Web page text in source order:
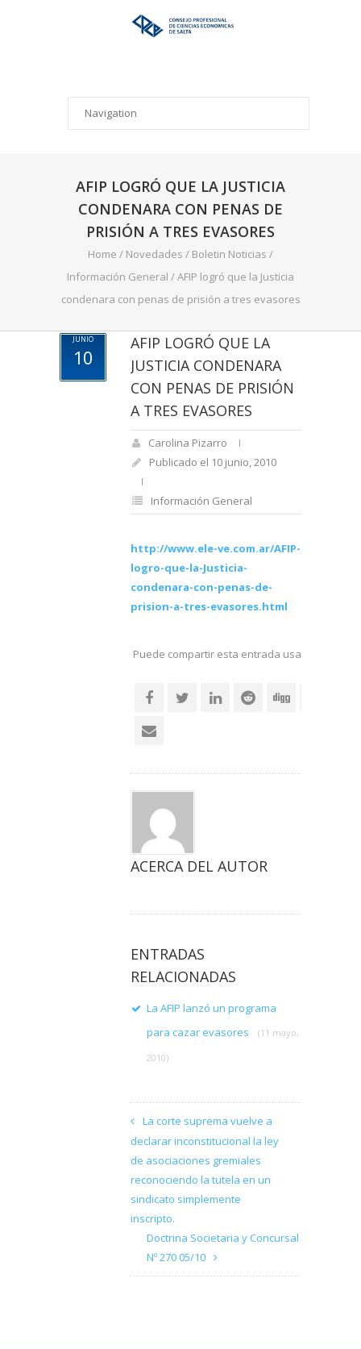
AFIP LOGRÓ QUE LA JUSTICIA
CONDENARA CON PENAS DE
PRISIÓN A TRES EVASORES
Home / Novedades / Boletin Noticias /
Información General /AFIP logró que la Justicia
condenara con penas de prisión a tres evasores
JUNIO
10
AFIP LOGRÓ QUE LA
JUSTICIA CONDENARA
CON PENAS DE PRISIÓN
A TRES EVASORES
Carolina Pizarro
Publicado el 10 junio, 2010
Información General
http://www.ele-ve.com.ar/AFIP-
logro-que-la-Justicia-
condenara-con-penas-de-
prision-a-tres-evasores.html
Puede compartir esta entrada usando sus
ACERCA DEL AUTOR
ENTRADAS
RELACIONADAS
La AFIP lanzó un programa
para cazar evasores
(11 mayo,
2010)
La corte suprema vuelve a
declarar inconstitucional la ley
de asociaciones gremiales
reconociendo la tutela en un
sindicato simplemente
inscripto.
Doctrina Societaria y Concursal
Nº 270 05/10